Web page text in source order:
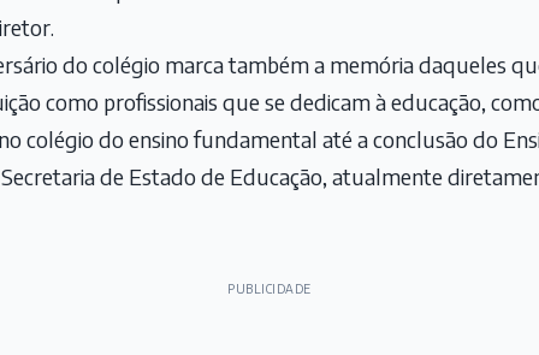
do colégio marca também a memória daqueles
como profissionais que se dedicam à educação,
colégio do ensino fundamental até a conclusão do
de Estado de Educação, atualmente
PUBLICIDADE